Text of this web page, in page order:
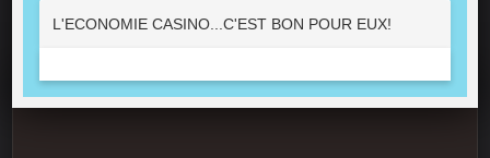
L'ECONOMIE CASINO...C'EST BON POUR EUX!